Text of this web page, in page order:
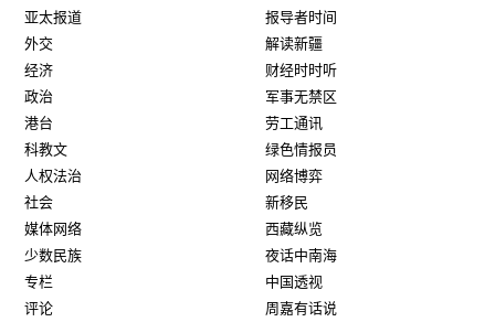
亚太报道
外交
经济
政治
港台
科教文
人权法治
社会
媒体网络
少数民族
专栏
评论
报导者时间
解读新疆
财经时时听
军事无禁区
劳工通讯
绿色情报员
网络博弈
新移民
西藏纵览
夜话中南海
中国透视
周嘉有话说